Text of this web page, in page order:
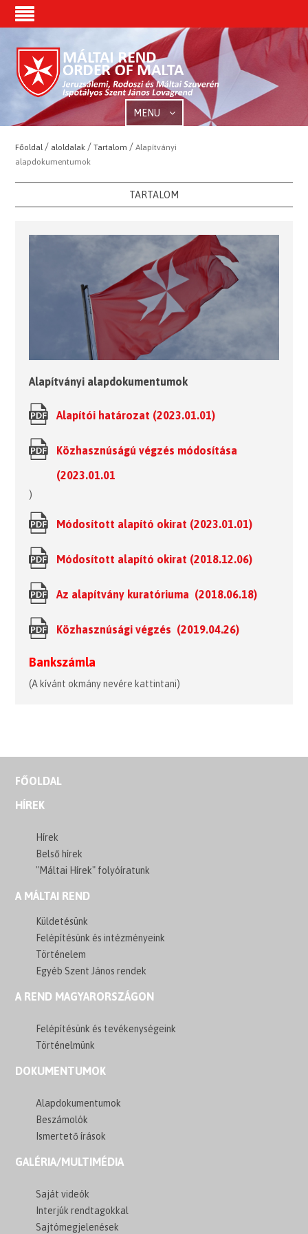
MENU
Főoldal / aloldalak /Tartalom /Alapítványi
alapdokumentumok
TARTALOM
Alapítványi alapdokumentumok
Alapítói határozat (2023.01.01)
Közhasznúságú végzés módosítása
(2023.01.01
)
Módosított alapító okirat (2023.01.01)
Módosított alapító okirat (2018.12.06)
Az alapítvány kuratóriuma (2018.06.18)
Közhasznúsági végzés (2019.04.26)
Bankszámla
(A kívánt okmány nevére kattintani)
FŐOLDAL
HÍREK
Hírek
Belső hírek
"Máltai Hírek" folyóíratunk
A MÁLTAI REND
Küldetésünk
Felépítésünk és intézményeink
Történelem
Egyéb Szent János rendek
A REND MAGYARORSZÁGON
Felépítésünk és tevékenységeink
Történelmünk
DOKUMENTUMOK
Alapdokumentumok
Beszámolók
Ismertető írások
GALÉRIA/MULTIMÉDIA
Saját videók
Interjúk rendtagokkal
Sajtómegjelenések